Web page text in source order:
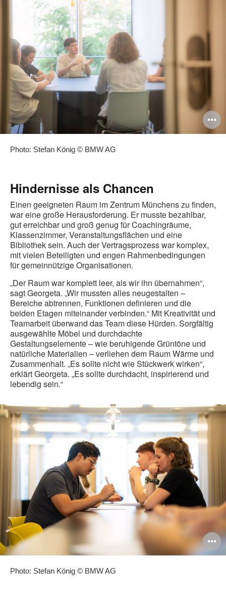
Photo: Stefan König © BMW AG
Hindernisse als Chancen
Einen geeigneten Raum im Zentrum Münchens zu finden,
war eine große Herausforderung. Er musste bezahlbar,
gut erreichbar und groß genug für Coachingräume,
Klassenzimmer, Veranstaltungsflächen und eine
Bibliothek sein. Auch der Vertragsprozess war komplex,
mit vielen Beteiligten und engen Rahmenbedingungen
für gemeinnützige Organisationen.
„Der Raum war komplett leer, als wir ihn übernahmen“,
sagt Georgeta. „Wir mussten alles neugestalten –
Bereiche abtrennen, Funktionen definieren und die
beiden Etagen miteinander verbinden.“ Mit Kreativität und
Teamarbeit überwand das Team diese Hürden. Sorgfältig
ausgewählte Möbel und durchdachte
Gestaltungselemente – wie beruhigende Grüntöne und
natürliche Materialien – verliehen dem Raum Wärme und
Zusammenhalt. „Es sollte nicht wie Stückwerk wirken“,
erklärt Georgeta. „Es sollte durchdacht, inspirierend und
lebendig sein.“
Photo: Stefan König © BMW AG